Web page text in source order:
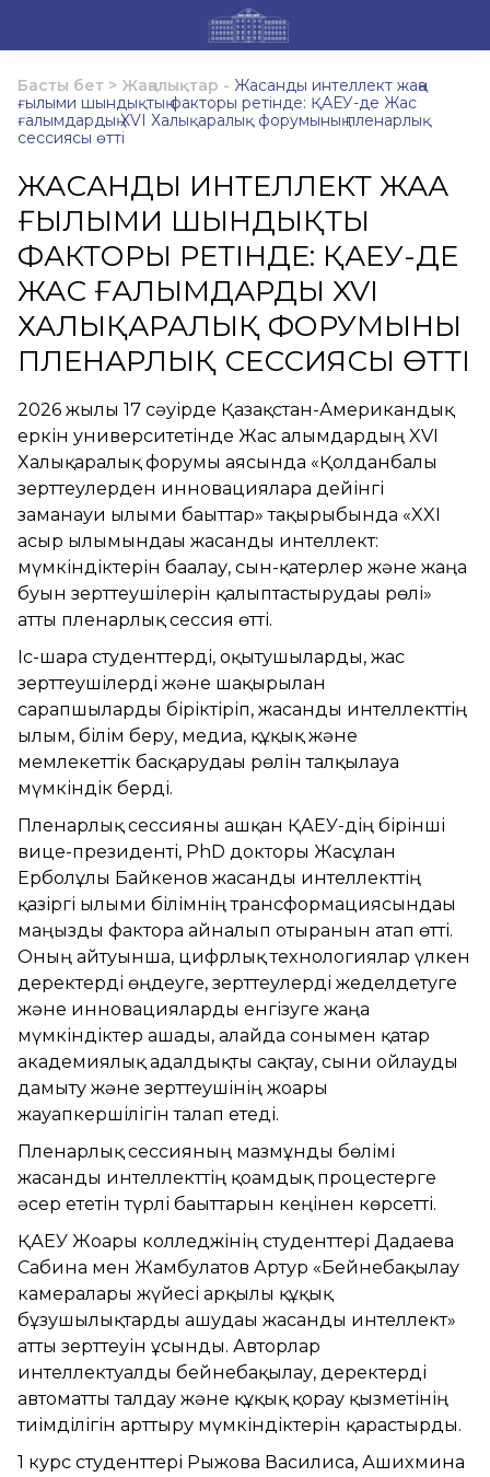
Басты бет > Жаңалықтар - Жасанды интеллект жаңа
ғылыми шындықтың факторы ретінде: ҚАЕУ-де Жас
ғалымдардың XVI Халықаралық форумының пленарлық
сессиясы өтті
ЖАСАНДЫ ИНТЕЛЛЕКТ ЖАҢА
ҒЫЛЫМИ ШЫНДЫҚТЫҢ
ФАКТОРЫ РЕТІНДЕ: ҚАЕУ-ДЕ
ЖАС ҒАЛЫМДАРДЫҢ XVI
ХАЛЫҚАРАЛЫҚ ФОРУМЫНЫҢ
ПЛЕНАРЛЫҚ СЕССИЯСЫ ӨТТІ
2026 жылғы 17 сәуірде Қазақстан-Американдық
еркін университетінде Жас ғалымдардың XVI
Халықаралық форумы аясында «Қолданбалы
зерттеулерден инновацияларға дейінгі
заманауи ғылыми бағыттар» тақырыбында «XXI
ғасыр ғылымындағы жасанды интеллект:
мүмкіндіктерін бағалау, сын-қатерлер және жаңа
буын зерттеушілерін қалыптастырудағы рөлі»
атты пленарлық сессия өтті.
Іс-шара студенттерді, оқытушыларды, жас
зерттеушілерді және шақырылған
сарапшыларды біріктіріп, жасанды интеллекттің
ғылым, білім беру, медиа, құқық және
мемлекеттік басқарудағы рөлін талқылауға
мүмкіндік берді.
Пленарлық сессияны ашқан ҚАЕУ-дің бірінші
вице-президенті, PhD докторы Жасұлан
Ерболұлы Байкенов жасанды интеллекттің
қазіргі ғылыми білімнің трансформациясындағы
маңызды факторға айналып отырғанын атап өтті.
Оның айтуынша, цифрлық технологиялар үлкен
деректерді өңдеуге, зерттеулерді жеделдетуге
және инновацияларды енгізуге жаңа
мүмкіндіктер ашады, алайда сонымен қатар
академиялық адалдықты сақтау, сыни ойлауды
дамыту және зерттеушінің жоғары
жауапкершілігін талап етеді.
Пленарлық сессияның мазмұнды бөлімі
жасанды интеллекттің қоғамдық процестерге
әсер ететін түрлі бағыттарын кеңінен көрсетті.
ҚАЕУ Жоғары колледжінің студенттері Дадаева
Сабина мен Жамбулатов Артур «Бейнебақылау
камералары жүйесі арқылы құқық
бұзушылықтарды ашудағы жасанды интеллект»
атты зерттеуін ұсынды. Авторлар
интеллектуалды бейнебақылау, деректерді
автоматты талдау және құқық қорғау қызметінің
тиімділігін арттыру мүмкіндіктерін қарастырды.
1 курс студенттері Рыжова Василиса, Ашихмина